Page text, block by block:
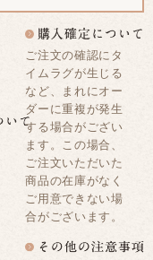
ご注文の確認にタ
イムラグが生じる
など、まれにオー
ダーに重複が発生
する場合がござい
ます。この場合、
ご注文いただいた
商品の在庫がなく
ご用意できない場
合がございます。